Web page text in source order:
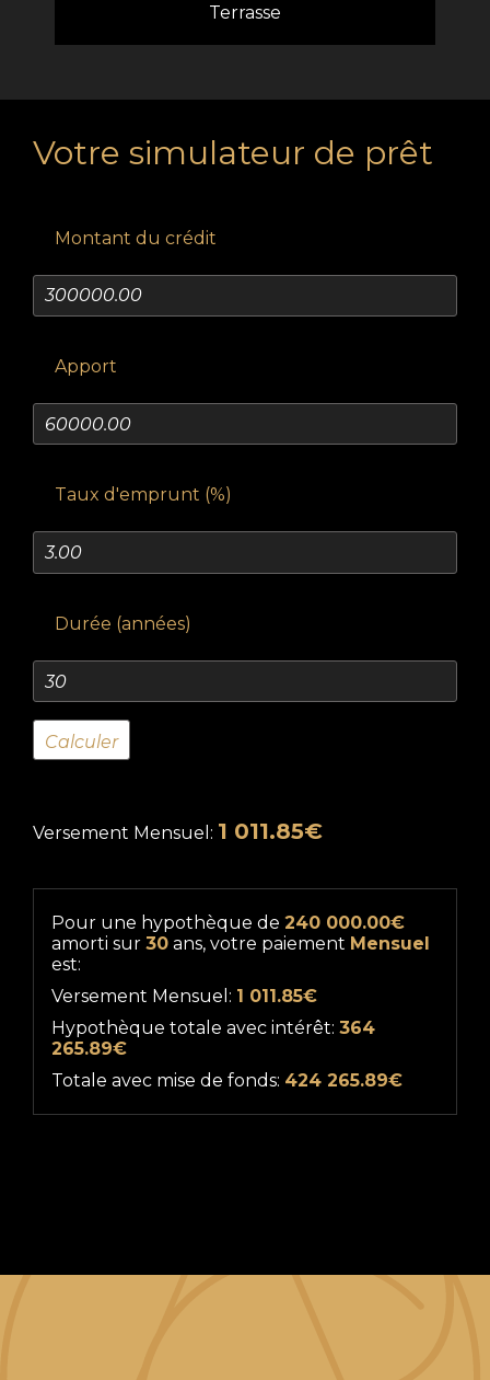
Terrasse
Votre simulateur de prêt
Montant du crédit
Apport
Taux d'emprunt (%)
Durée (années)
Versement Mensuel: 1 011.85€
Pour une hypothèque de 240 000.00€
amorti sur 30 ans, votre paiement Mensuel
est:
Versement Mensuel: 1 011.85€
Hypothèque totale avec intérêt: 364
265.89€
Totale avec mise de fonds: 424 265.89€